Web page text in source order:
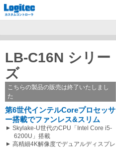
LB-C16N シリー
ズ
こちらの製品の販売は終了いたしまし
た
第6世代インテルCoreプロセッサ
ー搭載でファンレス&スリム
Skylake-U世代のCPU「Intel Core i5-
6200U」搭載
高精細4K解像度でデュアルディスプレ